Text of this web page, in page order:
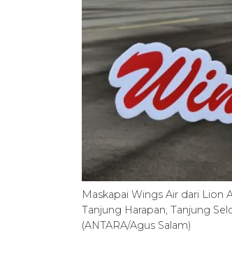
Maskapai Wings Air dari Lion
Tanjung Harapan, Tanjung
(ANTARA/Agus Salam)